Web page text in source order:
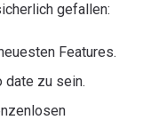
gefallen:
Features.
date zu sein.